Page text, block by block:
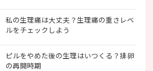
私の生理痛は大丈夫？生理痛の重さレベ
ルをチェックしよう
ピルをやめた後の生理はいつくる？排卵
の再開時期